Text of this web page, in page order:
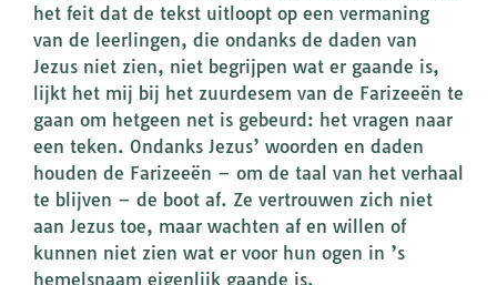
het feit dat de tekst uitloopt op een vermaning
van de leerlingen, die ondanks de daden van
Jezus niet zien, niet begrijpen wat er gaande is,
lijkt het mij bij het zuurdesem van de Farizeeën te
gaan om hetgeen net is gebeurd: het vragen naar
een teken. Ondanks Jezus’ woorden en daden
houden de Farizeeën – om de taal van het verhaal
te blijven – de boot af. Ze vertrouwen zich niet
aan Jezus toe, maar wachten af en willen of
kunnen niet zien wat er voor hun ogen in ’s
hemelsnaam eigenlijk gaande is.